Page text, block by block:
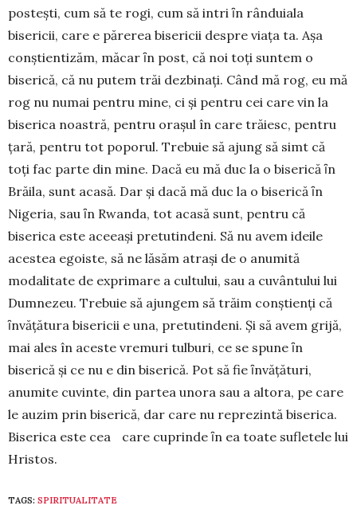
posteşti, cum să te rogi, cum să intri ȋn rânduiala
bisericii, care e părerea bisericii despre viața ta. Așa
conştientizăm, măcar ȋn post, că noi toţi suntem o
biserică, că nu putem trăi dezbinaţi. Când mă rog, eu mă
rog nu numai pentru mine, ci și pentru cei care vin la
biserica noastră, pentru oraşul în care trăiesc, pentru
ţară, pentru tot poporul. Trebuie să ajung să simt că
toţi fac parte din mine. Dacă eu mă duc la o biserică ȋn
Brăila, sunt acasă. Dar și dacă mă duc la o biserică ȋn
Nigeria, sau ȋn Rwanda, tot acasă sunt, pentru că
biserica este aceeaşi pretutindeni. Să nu avem ideile
acestea egoiste, să ne lăsăm atraşi de o anumită
modalitate de exprimare a cultului, sau a cu­vân­tului lui
Dumnezeu. Trebuie să ajun­gem să trăim conştienţi că
ȋnvăţătura bisericii e una, pretu­tindeni. Și să avem grijă,
mai ales în aceste vre­muri tulburi, ce se spune ȋn
biserică şi ce nu e din biserică. Pot să fie ȋnvăţături,
anumite cu­vinte, din par­tea unora sau a altora, pe care
le auzim prin biserică, dar care nu reprezintă biserica.
Bise­rica este cea care cuprinde ȋn ea toate su­fletele lui
Hristos.
TAGS: SPIRITUALITATE